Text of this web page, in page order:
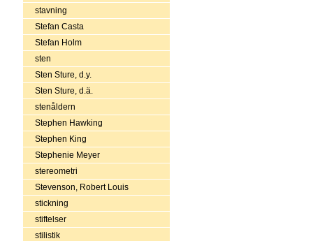
stavning
Stefan Casta
Stefan Holm
sten
Sten Sture, d.y.
Sten Sture, d.ä.
stenåldern
Stephen Hawking
Stephen King
Stephenie Meyer
stereometri
Stevenson, Robert Louis
stickning
stiftelser
stilistik